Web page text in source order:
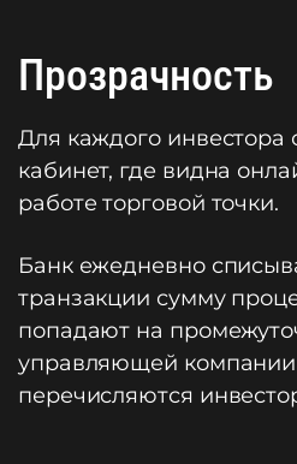
Прозрачность
Для каждого инвестора
кабинет, где видна
работе торговой точки.
Банк ежедневно
транзакции сумму
попадают на
управляющей
перечисляются